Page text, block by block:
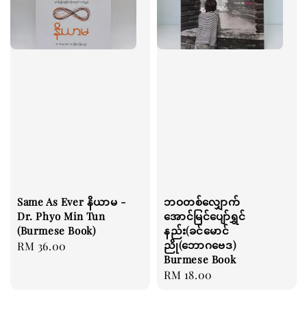
Same As Ever နိယာမ -
Dr. Phyo Min Tun
(Burmese Book)
Regular
RM 36.00
ဘဝတစ်လျှောက်
အောင်မြင်ပျော်ရွှင်
နည်း(ခင်မောင်
ညို(ဘောဂဗေဒ)
Burmese Book
Regular
RM 18.00